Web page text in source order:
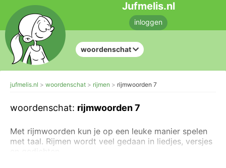
Jufmelis.nl
inloggen
woordenschat
jufmelis.nl woordenschat rijmen rijmwoorden 7
woordenschat: rijmwoorden 7
Met rijmwoorden kun je op een leuke manier spelen
met taal. Rijmen wordt veel gedaan in liedjes, versjes